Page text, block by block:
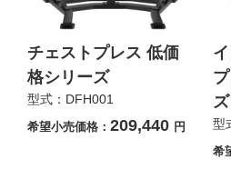
チェストプレス 低価
格シリーズ
型式：DFH001
希望小売価格： 209,440 円
ズ
型
希